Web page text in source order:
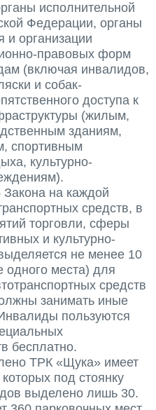
исполнительной
Федерации, органы
и организации
правовых форм
(включая инвалидов,
и собак-
доступа к
(жилым,
зданиям,
спортивным
культурно-
Закона на каждой
средств, в
торговли, сферы
и культурно-
не менее 10
одного места) для
средств
занимать иные
пользуются
бесплатно.
ТРК «Щука» имеет
под стоянку
выделено лишь 30.